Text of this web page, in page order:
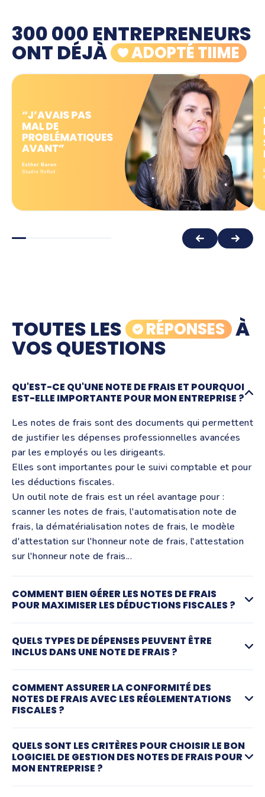
300 000 ENTREPRENEURS
ONT DÉJÀ ADOPTÉ TIIME
Esther Baron, Studio Reflet
TOUTES LES RÉPONSES À
VOS QUESTIONS
QU'EST-CE QU'UNE NOTE DE FRAIS ET POURQUOI
EST-ELLE IMPORTANTE POUR MON ENTREPRISE ?
Les notes de frais sont des documents qui permettent
de justifier les dépenses professionnelles avancées
par les employés ou les dirigeants.
Elles sont importantes pour le suivi comptable et pour
les déductions fiscales.
Un outil note de frais est un réel avantage pour :
scanner les notes de frais, l'automatisation note de
frais, la dématérialisation notes de frais, le modèle
d'attestation sur l'honneur note de frais, l'attestation
sur l'honneur note de frais...
COMMENT BIEN GÉRER LES NOTES DE FRAIS
POUR MAXIMISER LES DÉDUCTIONS FISCALES ?
gestion note de frais permet de s'assurer que toutes
les dépenses éligibles sont correctement déduites,
réduisant ainsi le revenu imposable de l'entreprise.
Pour bien les réaliser, nous vous suggérons de passer
par un outil comme Tiime qui vous permet en plus un
les déductions fiscales.
QUELS TYPES DE DÉPENSES PEUVENT ÊTRE
INCLUS DANS UNE NOTE DE FRAIS ?
déplacement, les repas, les hébergements et les
achats liés à l'activité professionnelle.
COMMENT ASSURER LA CONFORMITÉ DES
NOTES DE FRAIS AVEC LES RÉGLEMENTATIONS
FISCALES ?
applicables et de s'assurer que toutes les dépenses
professionnelles sont bien documentées et justifiées,
QUELS SONT LES CRITÈRES POUR CHOISIR LE BON
LOGICIEL DE GESTION DES NOTES DE FRAIS POUR
MON ENTREPRISE ?